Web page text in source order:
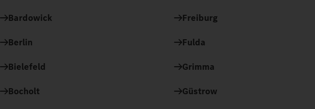
Bardowick
Berlin
Bielefeld
Bocholt
Freiburg
Fulda
Grimma
Güstrow